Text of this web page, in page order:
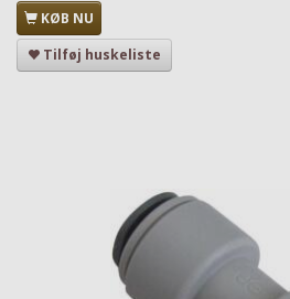
KØB NU
Tilføj huskeliste